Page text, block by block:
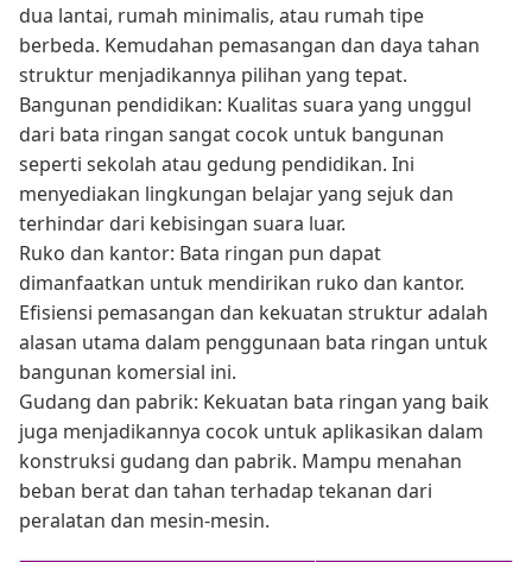
dua lantai, rumah minimalis, atau rumah tipe
berbeda. Kemudahan pemasangan dan daya tahan
struktur menjadikannya pilihan yang tepat.
Bangunan pendidikan: Kualitas suara yang unggul
dari bata ringan sangat cocok untuk bangunan
seperti sekolah atau gedung pendidikan. Ini
menyediakan lingkungan belajar yang sejuk dan
terhindar dari kebisingan suara luar.
Ruko dan kantor: Bata ringan pun dapat
dimanfaatkan untuk mendirikan ruko dan kantor.
Efisiensi pemasangan dan kekuatan struktur adalah
alasan utama dalam penggunaan bata ringan untuk
bangunan komersial ini.
Gudang dan pabrik: Kekuatan bata ringan yang baik
juga menjadikannya cocok untuk aplikasikan dalam
konstruksi gudang dan pabrik. Mampu menahan
beban berat dan tahan terhadap tekanan dari
peralatan dan mesin-mesin.